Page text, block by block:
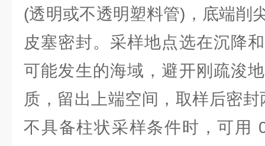
(透明或不透明塑料管)，底端削
皮塞密封。采样地点选在沉降
可能发生的海域，避开刚疏浚
质，留出上端空间，取样后密
不具备柱状采样条件时，可用